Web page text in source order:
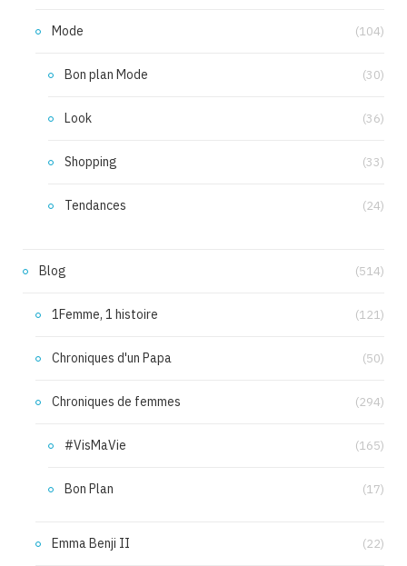
Mode (104)
Bon plan Mode (30)
Look (36)
Shopping (33)
Tendances (24)
Blog (514)
1Femme, 1 histoire (121)
Chroniques d'un Papa (50)
Chroniques de femmes (294)
#VisMaVie (165)
Bon Plan (17)
Emma Benji II (22)